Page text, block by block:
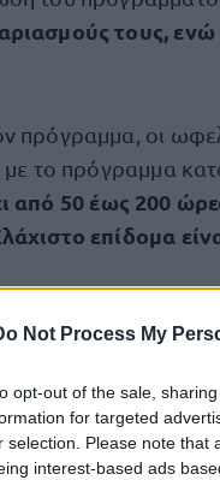
Not Process My
opt-out of the sale,
for targeted
selection. Please note
interest-based ads
τους, ενώ
πρόγραμμα, οι
με το πρόγραμμα
από 50 έως 200
επίδομα
στα
ανεργίας ή